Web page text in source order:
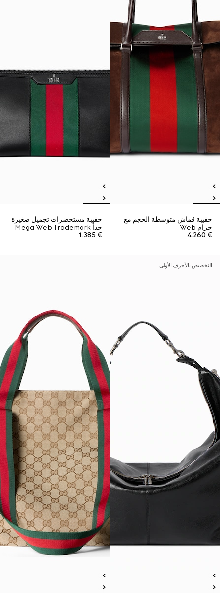
حقيبة قماش متوسطة الحجم مع
حزام Web
€ 4.260
حقيبة مستحضرات تجميل صغيرة
جداً Mega Web Trademark
€ 1.385
التخصيص بالأحرف الأولى